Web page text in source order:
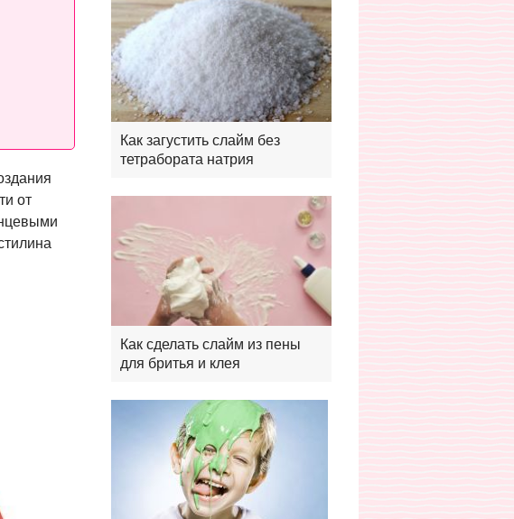
от
Как загустить слайм без
тетрабората натрия
Как сделать слайм из пены
для бритья и клея